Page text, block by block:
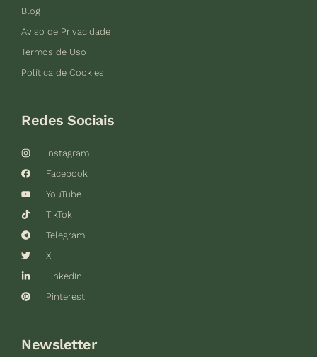
Blog
Aviso de Privacidade
Termos de Uso
Política de Cookies
Redes Sociais
Instagram
Facebook
YouTube
TikTok
Telegram
X
LinkedIn
Pinterest
Newsletter